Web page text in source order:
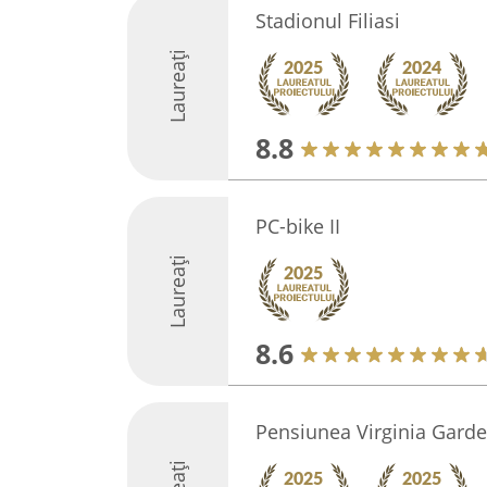
Laureați
Stadionul Filiasi
8.8
Laureați
PC-bike II
8.6
Pensiunea Virginia